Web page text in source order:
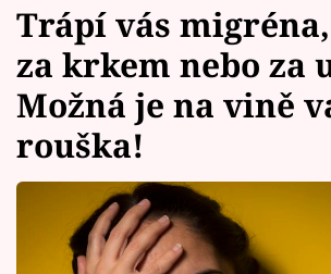
Témata
Celebrity
Vztahy
Seriály
Trápí vás
za krkem nebo za
Možná je na vině
rouška!